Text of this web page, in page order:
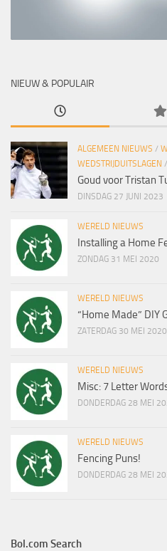
NIEUW & POPULAIR
ALGEMEEN NIEUWS /
WEDSTRIJDUITSLAGEN /
Goud voor Tristan
DINSDAG 27 JUNI 2023
WERELD NIEUWS
Installing a Home
ZONDAG 31 MEI 2020
WERELD NIEUWS
“Home Made” DIY
ZATERDAG 30 MEI 2020
WERELD NIEUWS
Misc: 7 Letter
DONDERDAG 28 MEI
WERELD NIEUWS
Fencing Puns!
DONDERDAG 28 MEI
Bol.com Search